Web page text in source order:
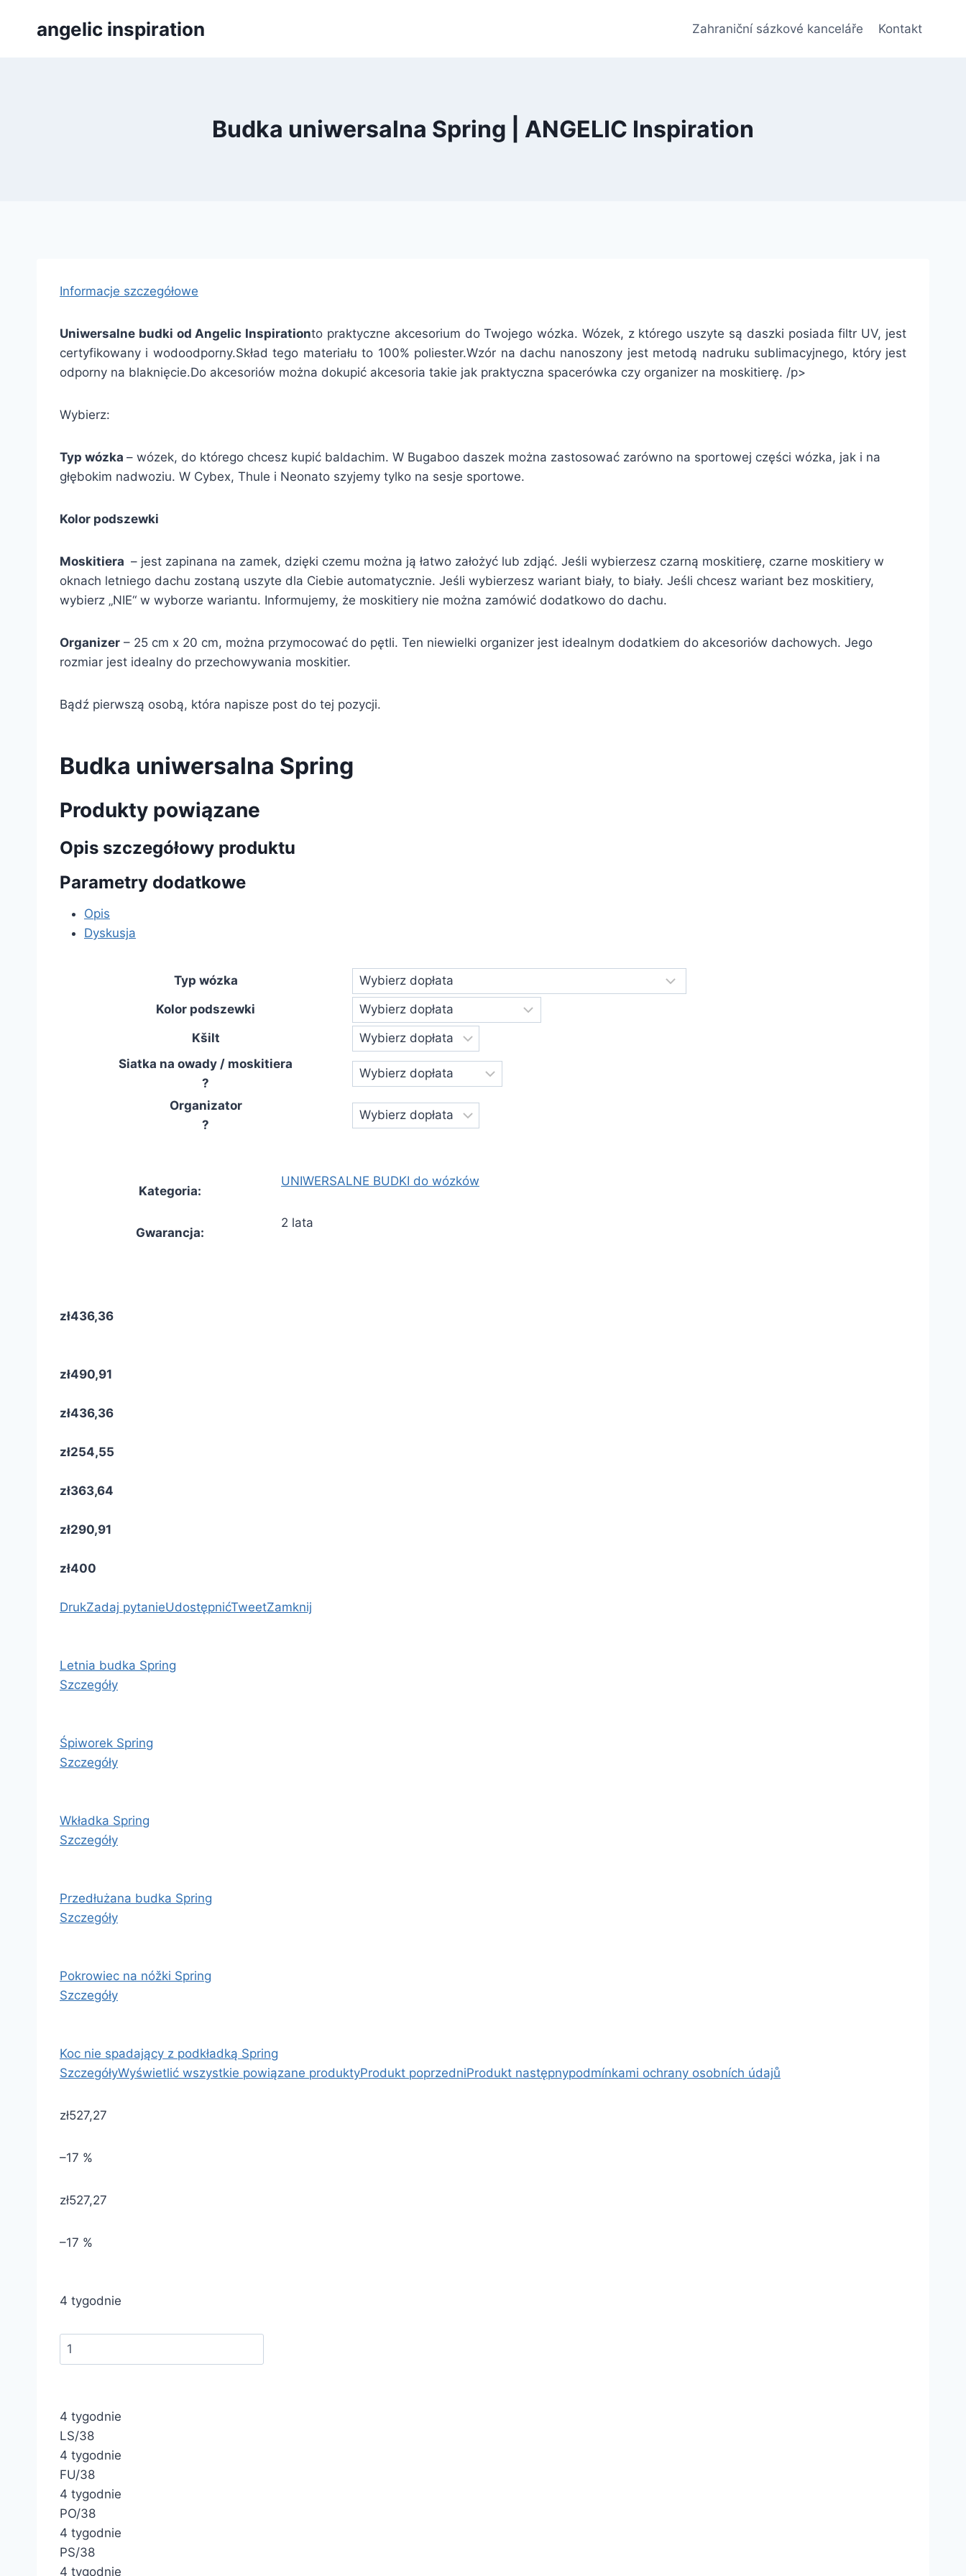
angelic inspiration Zahraniční sázkové kanceláře Kontakt
Budka uniwersalna Spring | ANGELIC Inspiration
Informacje szczegółowe
Uniwersalne budki od Angelic Inspirationto praktyczne akcesorium do Twojego wózka. Wózek, z którego uszyte są daszki posiada filtr UV, jest
certyfikowany i wodoodporny.Skład tego materiału to 100% poliester.Wzór na dachu nanoszony jest metodą nadruku sublimacyjnego, który jest
odporny na blaknięcie.Do akcesoriów można dokupić akcesoria takie jak praktyczna spacerówka czy organizer na moskitierę. /p>
Wybierz:
Typ wózka – wózek, do którego chcesz kupić baldachim. W Bugaboo daszek można zastosować zarówno na sportowej części wózka, jak i na
głębokim nadwoziu. W Cybex, Thule i Neonato szyjemy tylko na sesje sportowe.
Kolor podszewki
Moskitiera – jest zapinana na zamek, dzięki czemu można ją łatwo założyć lub zdjąć. Jeśli wybierzesz czarną moskitierę, czarne moskitiery w
oknach letniego dachu zostaną uszyte dla Ciebie automatycznie. Jeśli wybierzesz wariant biały, to biały. Jeśli chcesz wariant bez moskitiery,
wybierz „NIE“ w wyborze wariantu. Informujemy, że moskitiery nie można zamówić dodatkowo do dachu.
Organizer – 25 cm x 20 cm, można przymocować do pętli. Ten niewielki organizer jest idealnym dodatkiem do akcesoriów dachowych. Jego
rozmiar jest idealny do przechowywania moskitier.
Bądź pierwszą osobą, która napisze post do tej pozycji.
Budka uniwersalna Spring
Produkty powiązane
Opis szczegółowy produktu
Parametry dodatkowe
Opis
Dyskusja
Typ wózka
Kolor podszewki
Kšilt
Siatka na owady / moskitiera
?
Organizator
?
Kategoria:
UNIWERSALNE BUDKI do wózków
Gwarancja:
2 lata
zł436,36
zł490,91
zł436,36
zł254,55
zł363,64
zł290,91
zł400
DrukZadaj pytanieUdostępnićTweetZamknij
Letnia budka Spring
Szczegóły
Śpiworek Spring
Szczegóły
Wkładka Spring
Szczegóły
Przedłużana budka Spring
Szczegóły
Pokrowiec na nóžki Spring
Szczegóły
Koc nie spadający z podkładką Spring
SzczegółyWyświetlić wszystkie powiązane produktyProdukt poprzedniProdukt następnypodmínkami ochrany osobních údajů
zł527,27
–17 %
zł527,27
–17 %
4 tygodnie
4 tygodnie
LS/38
4 tygodnie
FU/38
4 tygodnie
PO/38
4 tygodnie
PS/38
4 tygodnie